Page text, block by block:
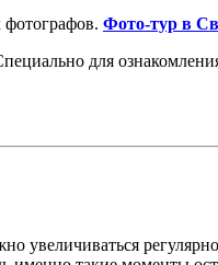
Фото-тур в
для